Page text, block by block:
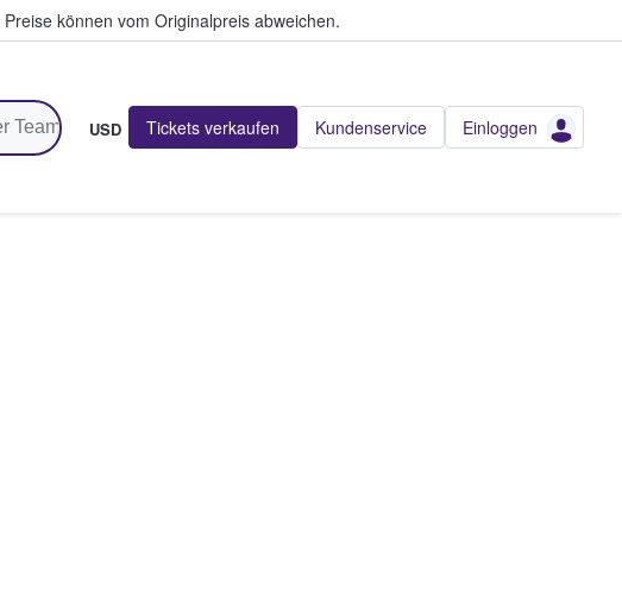
Preise können vom Originalpreis abweichen.
USD Tickets verkaufen Kundenservice Einloggen